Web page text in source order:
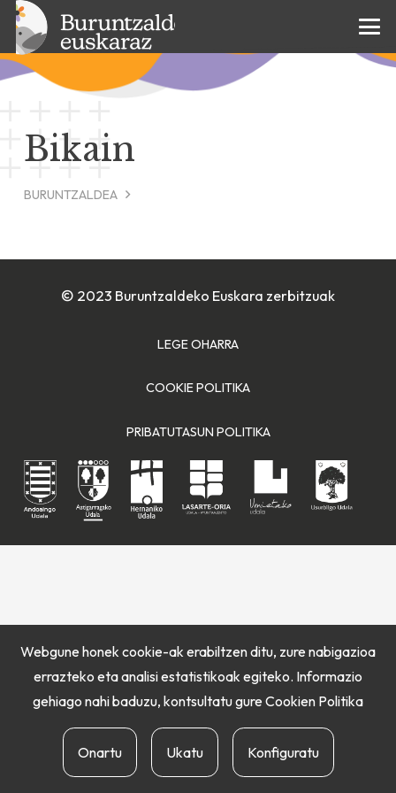
Bikain
BURUNTZALDEA
© 2023 Buruntzaldeko Euskara zerbitzuak
LEGE OHARRA
COOKIE POLITIKA
PRIBATUTASUN POLITIKA
Webgune honek cookie-ak erabiltzen ditu, zure nabigazioa
errazteko eta analisi estatistikoak egiteko. Informazio
gehiago nahi baduzu, kontsultatu gure Cookien Politika
Onartu Ukatu Konfiguratu